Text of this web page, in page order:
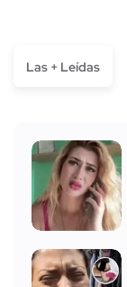
Las + Leídas